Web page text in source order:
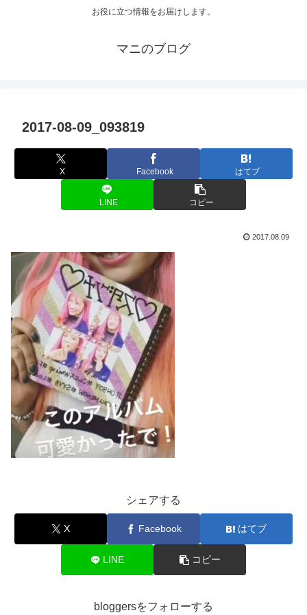
お役に立つ情報をお届けします。
マニのブログ
2017-08-09_093819
X Facebook はてブ
LINE コピー
2017.08.09
シェアする
X Facebook はてブ
LINE コピー
bloggersをフォローする